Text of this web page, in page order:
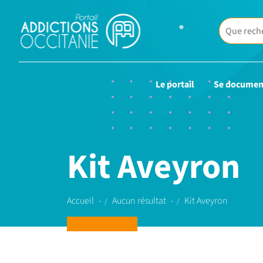
Le portail Se
Kit Aveyron
Accueil Aucun résultat Kit Aveyron